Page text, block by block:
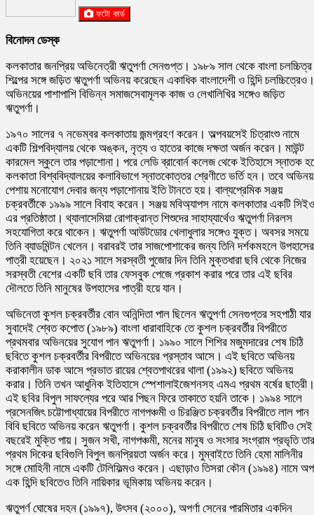
ফটো কার্ড
বিনোদন ডেস্ক
কলকাতার জনপ্রিয় অভিনেত্রী ঋতুপর্ণা সেনগুপ্ত। ১৯৮৯ সাল থেকে বাংলা চলচ্চিত্র
শিল্পের সঙ্গে জড়িত ঋতুপর্ণা অভিনয় করেছেন একাধিক বাংলাদেশী ও হিন্দি চলচ্চিত্রেও।
অভিনয়ের পাশাপাশি বিভিন্ন সমাজসেবামূলক কাজ ও লেখালিখির সঙ্গেও জড়িত
ঋতুপর্ণা।
১৯৭০ সালের ৭ নভেম্বর কলকাতায় জন্মগ্রহণ করেন। অল্পবয়সেই চিত্রাংশু নামে
একটি শিল্পবিদ্যালয় থেকে অঙ্কন, নৃত্য ও হাতের কাজে দক্ষতা অর্জন করেন। মাউন্ট
কারমেল স্কুলে তার পড়াশোনা। পরে লেডি ব্রাবোর্ন কলেজ থেকে ইতিহাসে স্নাতক
কলকাতা বিশ্ববিদ্যালয়ের কলাবিভাগে স্নাতকোত্তর শ্রেণীতে ভর্তি হন। তবে অভিনয়
পেশায় মনোযোগ দেবার জন্য পড়াশোনায় ইতি টানতে হয়। বাল্যপ্রেমিক সঞ্জয়
চক্রবর্তীকে ১৯৯৯ সালে বিবাহ করেন। সঞ্জয় মবিঅ্যাপস নামে কলকাতার একটি
এর প্রতিষ্ঠাতা। থ্যালাসেমিয়া রোগাক্রান্ত শিশুদের সাহায্যার্থেও ঋতুপর্ণা নিরলস
সহযোগিতা করে থাকেন। ঋতুপর্ণা আউটডোর খেলাধুলার সঙ্গেও যুক্ত। অবসর সময়ে
তিনি ব্যাডমিন্টন খেলেন। বরাবরই তার সাজপোশাকের জন্য তিনি দর্শকমহলে উপহাসের
পাত্রী হয়েছেন। ২০২১ সালে সরস্বতী পুজোর দিন তিনি মুক্তধারা ছবি থেকে নিজের
সরস্বতী বেশের একটি ছবি তার ফেসবুক পেজে প্রকাশ করার পরে তার এই ছবির
দৌলতে তিনি মানুষের উপহাসের পাত্রী হয়ে যান।
অভিনেতা কুশল চক্রবর্তীর বোন অনিন্দিতা পাল ছিলেন ঋতুপর্ণা সেনগুপ্তর সহপাঠী যার
সুবাদেই শ্বেত কপোত (১৯৮৯) বাংলা ধারাবাহিকে তে কুশল চক্রবর্তীর বিপরীতে
প্রথমবার অভিনয়ের সুযোগ পান ঋতুপর্ণা। ১৯৯০ সালে শিশির মজুমদারের শেষ চিঠি
ছবিতে কুশল চক্রবর্তীর বিপরীতে অভিনয়ের প্রস্তাব আসে। এই ছবিতে অভিনয়
করাকালীন ডাক আসে প্রভাত রায়ের শ্বেতপাথরের থালা (১৯৯২) ছবিতে অভিনয়
করার। তিনি তখন আধুনিক ইতিহাসে স্পেশালাইজেশনসহ এমএ প্রথম বর্ষের ছাত্রী।
এই ছবির বিপুল সাফল্যের পরে আর পিছন ফিরে তাকাতে হয়নি তাকে। ১৯৯৪ সালে
প্রসেনজিৎ চট্টোপাধ্যায়ের বিপরীতে নাগপঞ্চমী ও চিরঞ্জিত চক্রবর্তীর বিপরীতে লাল পান
বিবি ছবিতে অভিনয় করেন ঋতুপর্ণা। কুশল চক্রবর্তীর বিপরীতে শেষ চিঠি ছবিটিও সেই
বছরেই মুক্তি পায়। সুজন সখী, নাগপঞ্চমী, মনের মানুষ ও সংসার সংগ্রাম প্রভৃতি তার
প্রথম দিকের ছবিগুলি বিপুল জনপ্রিয়তা অর্জন করে। মুম্বাইতে তিনি হেমা মালিনীর
সঙ্গে মোহিনী নামে একটি টেলিফিল্মও করেন। এছাড়াও তিসরা কৌন (১৯৯৪) নামে
এক হিন্দি ছবিতেও তিনি নায়িকার ভূমিকায় অভিনয় করেন।
ঋতুপর্ণ ঘোষের দহন (১৯৯৭), উৎসব (২০০০), অপর্ণা সেনের পারমিতার একদিন